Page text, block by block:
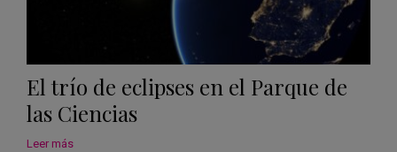
El trío de eclipses en el Parque de
las Ciencias
Leer más